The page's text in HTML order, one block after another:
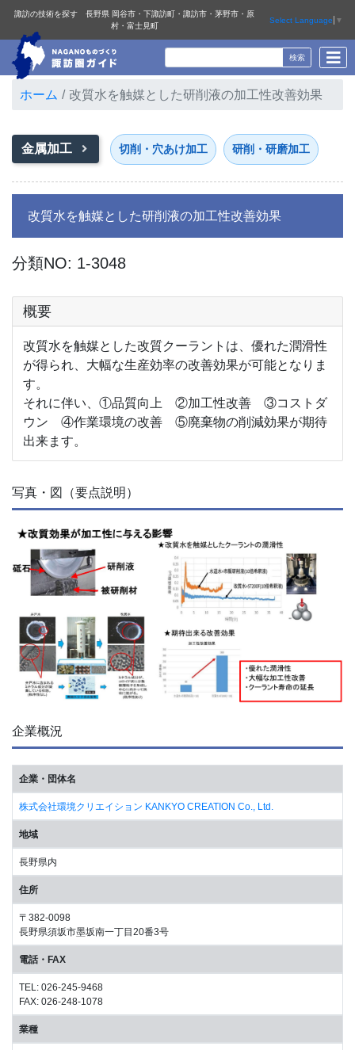
諏訪の技術を探す 長野県 岡谷市・下諏訪町・諏訪市・茅野市・原
村・富士見町
Select Language ▼
ホーム 改質水を触媒とした研削液の加工性改善効果
金属加工 切削・穴あけ加工 研削・研磨加工
改質水を触媒とした研削液の加工性改善効果
分類NO: 1-3048
概要
改質水を触媒とした改質クーラントは、優れた潤滑性
が得られ、大幅な生産効率の改善効果が可能となりま
す。
それに伴い、①品質向上 ②加工性改善 ③コストダ
ウン ④作業環境の改善 ⑤廃棄物の削減効果が期待
出来ます。
写真・図（要点説明）
企業概況
企業・団体名
株式会社環境クリエイション KANKYO CREATION Co., Ltd.
地域
長野県内
住所
〒382-0098
長野県須坂市墨坂南一丁目20番3号
電話・FAX
TEL: 026-245-9468
FAX: 026-248-1078
業種